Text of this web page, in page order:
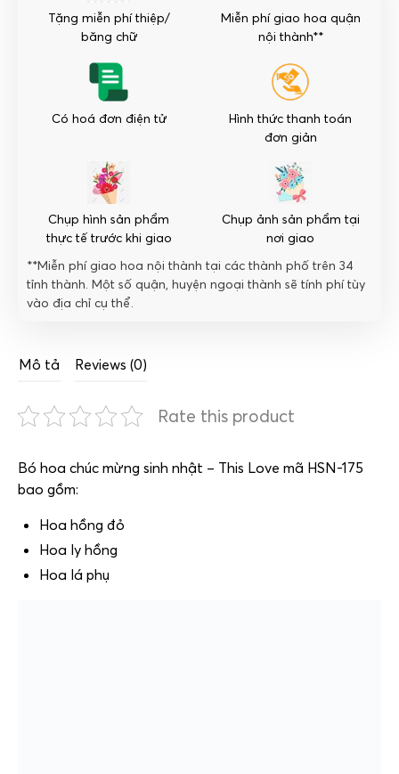
lượng
Tặng miễn phí thiệp/
băng chữ
Miễn phí giao hoa quận
nội thành**
Có hoá đơn điện tử
Hình thức thanh toán
đơn giản
Chụp hình sản phẩm
thực tế trước khi giao
Chụp ảnh sản phẩm tại
nơi giao
**Miễn phí giao hoa nội thành tại các thành phố trên 34
tỉnh thành. Một số quận, huyện ngoại thành sẽ tính phí tùy
vào địa chỉ cụ thể.
Mô tả Reviews (0)
Rate this product
Bó hoa chúc mừng sinh nhật – This Love mã HSN-175
bao gồm:
Hoa hồng đỏ
Hoa ly hồng
Hoa lá phụ